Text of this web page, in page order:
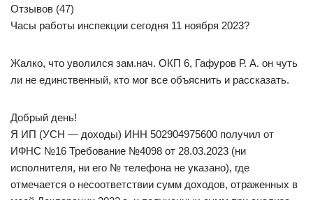
Отзывов (47)
Часы работы инспекции сегодня 11 ноября 2023?
Жалко, что уволился зам.нач. ОКП 6, Гафуров Р. А. он чуть
ли не единственный, кто мог все объяснить и рассказать.
Добрый день!
Я ИП (УСН — доходы) ИНН 502904975600 получил от
ИФНС №16 Требование №4098 от 28.03.2023 (ни
исполнителя, ни его № телефона не указано), где
отмечается о несоответствии сумм доходов, отраженных в